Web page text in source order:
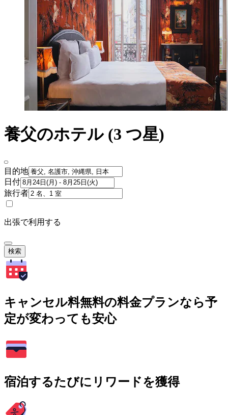
養父のホテル (3 つ星)
目的地
日付
旅行者
出張で利用する
検索
キャンセル料無料の料金プランなら予
定が変わっても安心
宿泊するたびにリワードを獲得